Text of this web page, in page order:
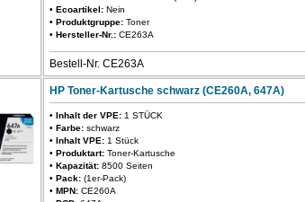
• Ecoartikel: Nein
• Produktgruppe: Toner
• Hersteller-Nr.: CE263A
Bestell-Nr. CE263A
HP Toner-Kartusche schwarz (CE260A, 647A)
• Inhalt der VPE: 1 STÜCK
• Farbe: schwarz
• Inhalt VPE: 1 Stück
• Produktart: Toner-Kartusche
• Kapazität: 8500 Seiten
• Pack: (1er-Pack)
• MPN: CE260A